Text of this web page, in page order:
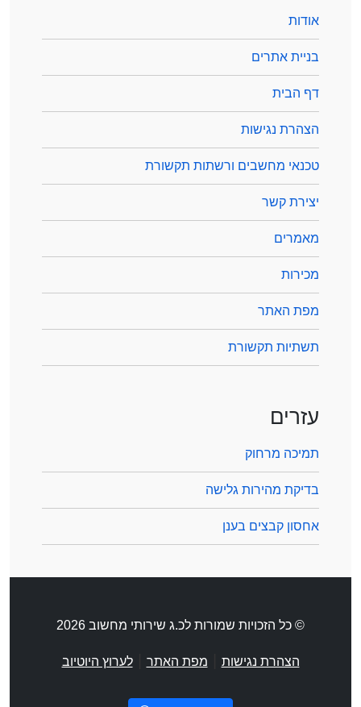
אודות
בניית אתרים
דף הבית
הצהרת נגישות
טכנאי מחשבים ורשתות תקשורת
יצירת קשר
מאמרים
מכירות
מפת האתר
תשתיות תקשורת
עזרים
תמיכה מרחוק
בדיקת מהירות גלישה
אחסון קבצים בענן
© כל הזכויות שמורות לכ.ג שירותי מחשוב 2026
הצהרת נגישות מפת האתר |לערוץ היוטיוב